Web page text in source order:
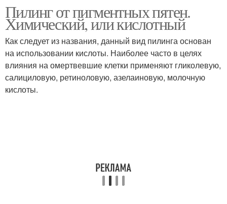
Миндальный пилинг
пилинг
Миндально-
салициловый пилинг
Миндально-яблочный
пилинг
Пилинг от пигментных пятен.
Химический, или кислотный
Как следует из названия, данный вид пилинга основан
на использовании кислоты. Наиболее часто в целях
влияния на омертвевшие клетки применяют гликолевую,
салициловую, ретиноловую, азелаиновую, молочную
кислоты.